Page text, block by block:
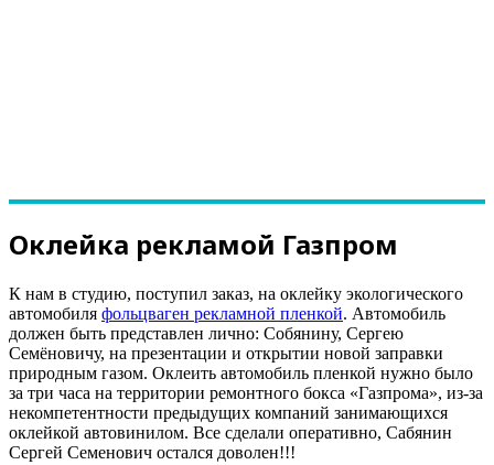
Оклейка рекламой Газпром
К нам в студию, поступил заказ, на оклейку экологического
автомобиля фольцваген рекламной пленкой. Автомобиль
должен быть представлен лично: Собянину, Сергею
Семёновичу, на презентации и открытии новой заправки
природным газом. Оклеить автомобиль пленкой нужно было
за три часа на территории ремонтного бокса «Газпрома», из-за
некомпетентности предыдущих компаний занимающихся
оклейкой автовинилом. Все сделали оперативно, Сабянин
Сергей Семенович остался доволен!!!